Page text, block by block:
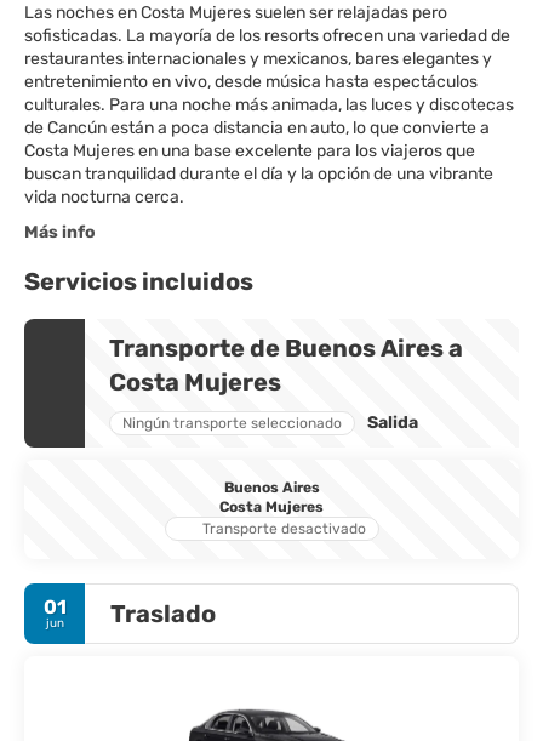
Las noches en Costa Mujeres suelen ser relajadas pero
sofisticadas. La mayoría de los resorts ofrecen una variedad de
restaurantes internacionales y mexicanos, bares elegantes y
entretenimiento en vivo, desde música hasta espectáculos
culturales. Para una noche más animada, las luces y discotecas
de Cancún están a poca distancia en auto, lo que convierte a
Costa Mujeres en una base excelente para los viajeros que
buscan tranquilidad durante el día y la opción de una vibrante
vida nocturna cerca.
Más info
Servicios incluidos
Transporte de Buenos Aires a
Costa Mujeres
Ningún transporte seleccionado Salida
Buenos Aires
Costa Mujeres
Transporte desactivado
01
jun Traslado